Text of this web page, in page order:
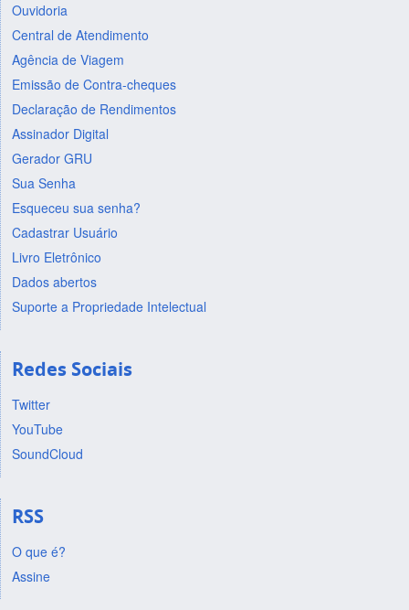
Ouvidoria
Central de Atendimento
Agência de Viagem
Emissão de Contra-cheques
Declaração de Rendimentos
Assinador Digital
Gerador GRU
Sua Senha
Esqueceu sua senha?
Cadastrar Usuário
Livro Eletrônico
Dados abertos
Suporte a Propriedade Intelectual
Redes Sociais
Twitter
YouTube
SoundCloud
RSS
O que é?
Assine